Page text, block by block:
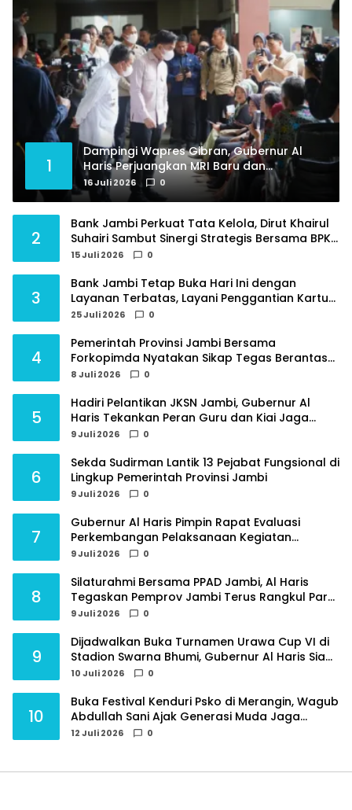
1
Dampingi Wapres Gibran, Gubernur Al
Haris Perjuangkan MRI Baru dan
Tambahan Dokter Spesialis untuk RSUD
Raden Mattaher
16 Juli 2026 0
2
Bank Jambi Perkuat Tata Kelola, Dirut Khairul
Suhairi Sambut Sinergi Strategis Bersama BPKP
Jambi
15 Juli 2026 0
3
Bank Jambi Tetap Buka Hari Ini dengan
Layanan Terbatas, Layani Penggantian Kartu
ATM dan Perubahan PIN
25 Juli 2026 0
4
Pemerintah Provinsi Jambi Bersama
Forkopimda Nyatakan Sikap Tegas Berantas
Geng Motor
8 Juli 2026 0
5
Hadiri Pelantikan JKSN Jambi, Gubernur Al
Haris Tekankan Peran Guru dan Kiai Jaga
Moral Generasi Bangsa
9 Juli 2026 0
6
Sekda Sudirman Lantik 13 Pejabat Fungsional di
Lingkup Pemerintah Provinsi Jambi
9 Juli 2026 0
7
Gubernur Al Haris Pimpin Rapat Evaluasi
Perkembangan Pelaksanaan Kegiatan
Pembangunan Triwulan II TA 2026
9 Juli 2026 0
8
Silaturahmi Bersama PPAD Jambi, Al Haris
Tegaskan Pemprov Jambi Terus Rangkul Para
Purnawirawan
9 Juli 2026 0
9
Dijadwalkan Buka Turnamen Urawa Cup VI di
Stadion Swarna Bhumi, Gubernur Al Haris Siap
Berlaga Lawan Tim Urawa
10 Juli 2026 0
10
Buka Festival Kenduri Psko di Merangin, Wagub
Abdullah Sani Ajak Generasi Muda Jaga
Budaya dan Jauhi Narkoba
12 Juli 2026 0